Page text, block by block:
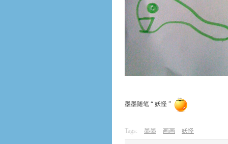
墨墨随笔 “ 妖怪 ”
Tags: 墨墨 画画 妖怪